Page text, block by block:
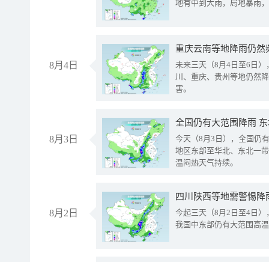
地有中到大雨，局地暴雨
8月4日
重庆云南等地降雨仍然
未来三天（8月4日至6日
川、重庆、贵州等地仍然
害。
8月3日
全国仍有大范围降雨
今天（8月3日），全国仍
地区东部至华北、东北一
温闷热天气持续。
8月2日
今起三天（8月2日至4日
我国中东部仍有大范围高